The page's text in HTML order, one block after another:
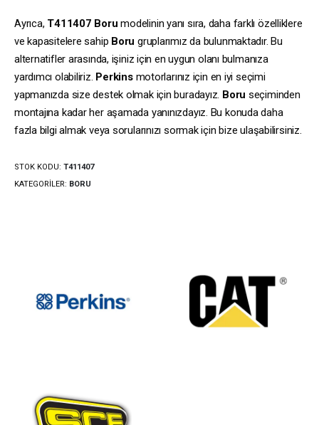
Ayrıca, T411407 Boru modelinin yanı sıra, daha farklı özelliklere
ve kapasitelere sahip Boru gruplarımız da bulunmaktadır. Bu
alternatifler arasında, işiniz için en uygun olanı bulmanıza
yardımcı olabiliriz. Perkinsmotorlarınız için en iyi seçimi
yapmanızda size destek olmak için buradayız. Boru seçiminden
montajına kadar her aşamada yanınızdayız. Bu konuda daha
fazla bilgi almak veya sorularınızı sormak için bize ulaşabilirsiniz.
STOK KODU: T411407
KATEGORILER: BORU